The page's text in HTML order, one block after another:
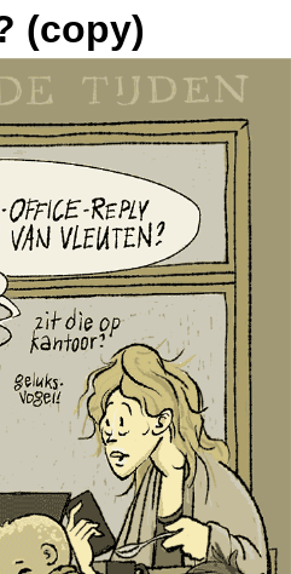
(copy)